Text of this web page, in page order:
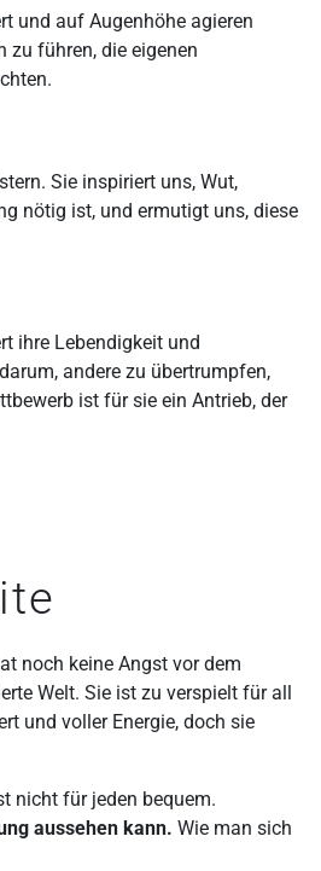
und auf Augenhöhe agieren
zu führen, die eigenen
Sie inspiriert uns, Wut,
nötig ist, und ermutigt uns, diese
ihre Lebendigkeit und
andere zu übertrumpfen,
ist für sie ein Antrieb, der
noch keine Angst vor dem
Welt. Sie ist zu verspielt für all
und voller Energie, doch sie
nicht für jeden bequem.
aussehen kann. Wie man sich